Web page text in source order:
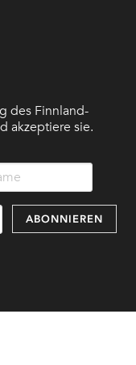
des Finnland-
akzeptiere sie.
ABONNIEREN